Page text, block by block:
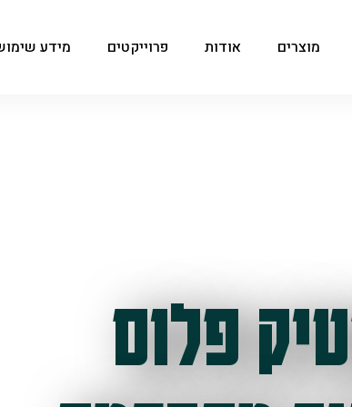
מוצרים אודות פרוייקטים מידע
פלוס